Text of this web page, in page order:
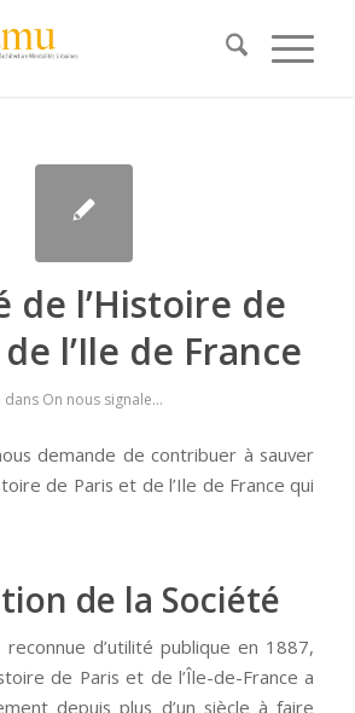
de l’Histoire de
l’Ile de France
dans On nous signale...
demande de contribuer à sauver
de Paris et de l’Ile de France qui
de la Société
d’utilité publique en 1887,
de Paris et de l’Île-de-France a
depuis plus d’un siècle à faire